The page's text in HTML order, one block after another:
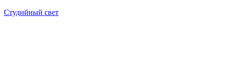
Студийный свет